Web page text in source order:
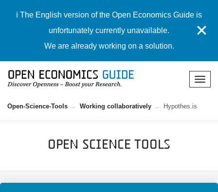
ℹ️ The English version of the Open Economics Guide is
unfortunately currently unavailable.
We are already working on a solution.
✕
Open-Science-Tools Working collaboratively Hypothes.is
Open Science Tools